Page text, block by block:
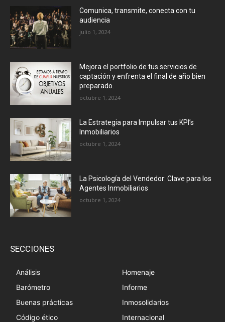
Comunica, transmite, conecta con tu
audiencia
julio 1, 2024
Mejora el portfolio de tus servicios de
captación y enfrenta el final de año bien
preparado.
octubre 1, 2024
La Estrategia para Impulsar tus KPI’s
Inmobiliarios
octubre 1, 2024
La Psicología del Vendedor: Clave para los
Agentes Inmobiliarios
octubre 1, 2024
SECCIONES
Análisis
Barómetro
Buenas prácticas
Código ético
Homenaje
Informe
Inmosolidarios
Internacional